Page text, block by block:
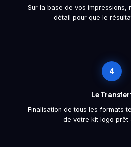
Sur la base de vos impressions,
détail pour que le
4
Le
Finalisation de tous les formats
de votre kit logo prêt